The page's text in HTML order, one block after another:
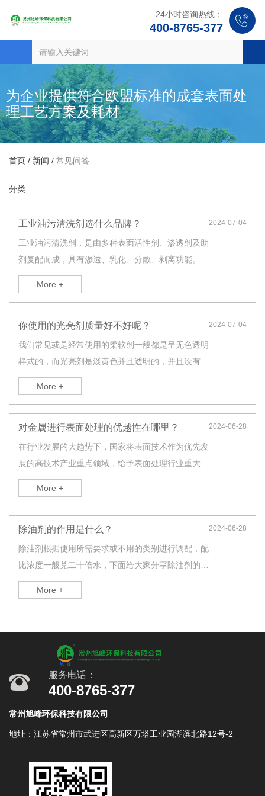
24小时咨询热线：
400-8765-377
为企业提供符合欧盟标准的成套表面处
理工艺方案及耗材
首页 / 新闻 / 常见问答
分类
2024-07-04
工业油污清洗剂选什么品牌？
工业油污清洗剂，是由多种表面活性剂、渗透剂及助
剂复配而成，具有渗透、乳化、分散、剥离功能。主
要用于制造业企业日常机械设备清洗维护和工艺流程
中零部件的油污、切削液等污物的清洗。
More +
2024-07-04
你使用的光亮剂质量好不好呢？
我们常见或是经常使用的柔软剂一般都是呈无色透明
样式的，而光亮剂是淡黄色并且透明的，并且没有分
层的现象，沉淀物与悬浮物都没有，并且色泽统一。
More +
2024-06-28
对金属进行表面处理的优越性在哪里？
在行业发展的大趋势下，国家将表面技术作为优先发
展的高技术产业重点领域，给予表面处理行业重大的
支持。在国家产业政策引领下，表面处理产业积极推
进降低产能和排放，加快产业结构升级和调整，提高
产业竞争力。
More +
2024-06-28
除油剂的作用是什么？
除油剂根据使用所需要求或不用的类别进行调配，配
比浓度一般兑二十倍水，下面给大家分享除油剂的作
用是什么?
More +
服务电话：
400-8765-377
常州旭峰环保科技有限公司
地址：江苏省常州市武进区高新区万塔工业园湖滨北路12号-2